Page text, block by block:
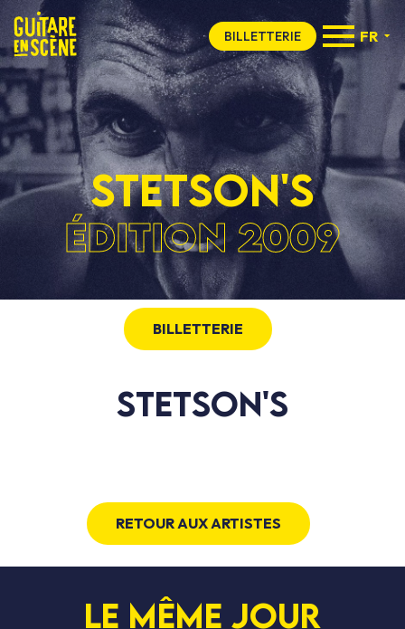
BILLETTERIE FR
STETSON'S
ÉDITION 2009
BILLETTERIE
STETSON'S
RETOUR AUX ARTISTES
Le même jour